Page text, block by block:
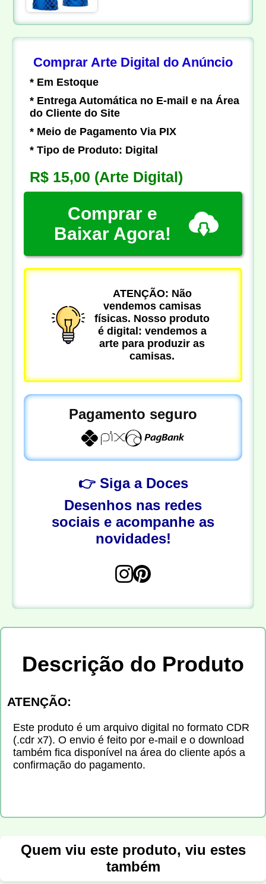
Comprar Arte Digital do Anúncio
* Em Estoque
* Entrega Automática no E-mail e na Área
do Cliente do Site
* Meio de Pagamento Via PIX
* Tipo de Produto: Digital
R$ 15,00 (Arte Digital)
Comprar e
Baixar Agora!
ATENÇÃO: Não
vendemos camisas
físicas. Nosso produto
é digital: vendemos a
arte para produzir as
camisas.
Pagamento seguro
👉 Siga a Doces
Desenhos nas redes
sociais e acompanhe as
novidades!
Descrição do Produto
ATENÇÃO:
Este produto é um arquivo digital no formato CDR
(.cdr x7). O envio é feito por e-mail e o download
também fica disponível na área do cliente após a
confirmação do pagamento.
Quem viu este produto, viu estes
também